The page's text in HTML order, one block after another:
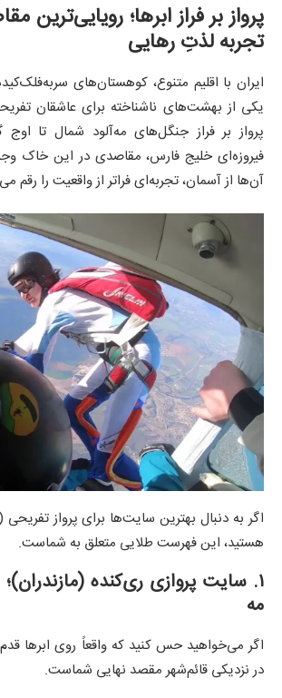
پرواز بر فراز ابرها؛ رویایی‌ترین
تجربه لذتِ رهایی
ایران با اقلیم متنوع، کوهستان‌های
یکی از بهشت‌های ناشناخته برای عاشقان
پرواز بر فراز جنگل‌های مه‌آلود شمال تا
فیروزه‌ای خلیج فارس، مقاصدی در این خاک
آن‌ها از آسمان، تجربه‌ای فراتر از واقعیت را رقم
اگر به دنبال بهترین سایت‌ها برای پرواز
هستید، این فهرست طلایی متعلق به شماست.
۱. سایت پروازی ری‌کنده
مه
اگر می‌خواهید حس کنید که واقعاً روی ابرها
در نزدیکی قائم‌شهر مقصد نهایی شماست.